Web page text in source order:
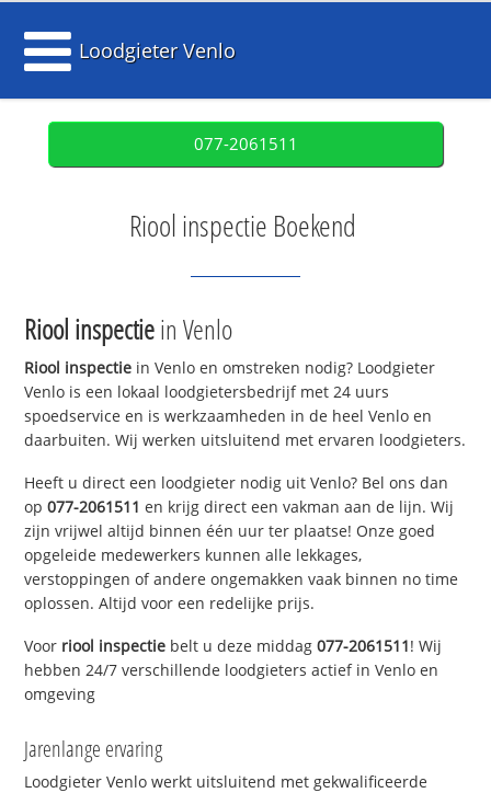
Loodgieter Venlo
077-2061511
Riool inspectie Boekend
Riool inspectiein Venlo
Riool inspectie in Venlo en omstreken nodig? Loodgieter
Venlo is een lokaal loodgietersbedrijf met 24 uurs
spoedservice en is werkzaamheden in de heel Venlo en
daarbuiten. Wij werken uitsluitend met ervaren loodgieters.
Heeft u direct een loodgieter nodig uit Venlo? Bel ons dan
op077-2061511 en krijg direct een vakman aan de lijn. Wij
zijn vrijwel altijd binnen één uur ter plaatse! Onze goed
opgeleide medewerkers kunnen alle lekkages,
verstoppingen of andere ongemakken vaak binnen no time
oplossen. Altijd voor een redelijke prijs.
Voor riool inspectie belt u deze middag077-2061511! Wij
hebben 24/7 verschillende loodgieters actief in Venlo en
omgeving
Jarenlange ervaring
Loodgieter Venlo werkt uitsluitend met gekwalificeerde